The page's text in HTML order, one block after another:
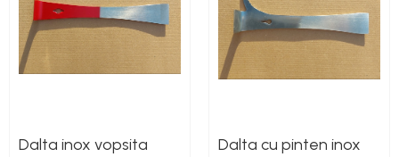
Dalta inox vopsita Dalta cu pinten inox